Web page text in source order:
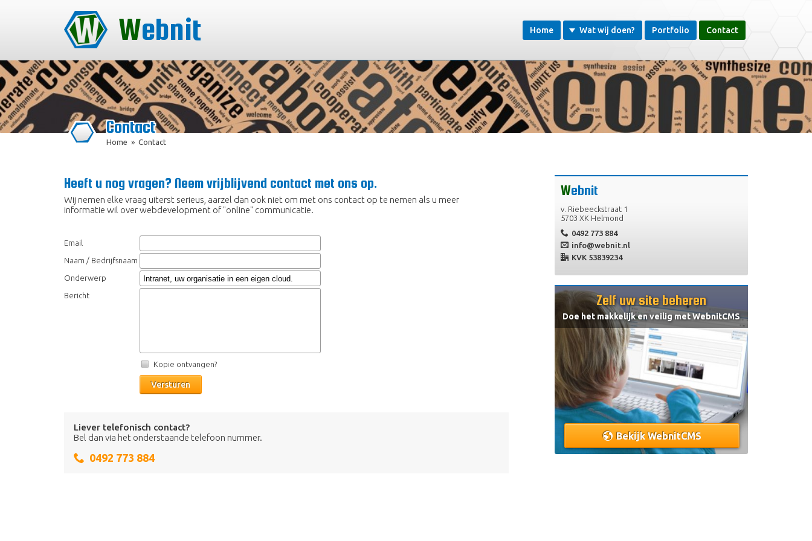
Webnit Home Wat wij doen? Portfolio Contact
Contact
Home » Contact
Heeft u nog vragen? Neem vrijblijvend contact met ons op.
Wij nemen elke vraag uiterst serieus, aarzel dan ook niet om met ons contact op te nemen als u meer
informatie wil over webdevelopment of "online" communicatie.
Email
Naam / Bedrijfsnaam
Onderwerp
Bericht
Kopie ontvangen?
Versturen
Liever telefonisch contact?
Bel dan via het onderstaande telefoon nummer.
0492 773 884
Webnit
v. Riebeeckstraat 1
5703 XK Helmond
0492 773 884
info@webnit.nl
KVK 53839234
Zelf uw site beheren
Doe het makkelijk en veilig metWebnitCMS
Bekijk WebnitCMS